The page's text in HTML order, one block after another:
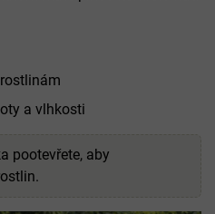
a vlhkosti
pootevřete, aby